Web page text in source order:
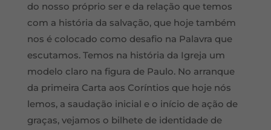
do nosso próprio ser e da relação que temos
com a história da salvação, que hoje também
nos é colocado como desafio na Palavra que
escutamos. Temos na história da Igreja um
modelo claro na figura de Paulo. No arranque
da primeira Carta aos Coríntios que hoje nós
lemos, a saudação inicial e o início de ação de
graças, vejamos o bilhete de identidade de